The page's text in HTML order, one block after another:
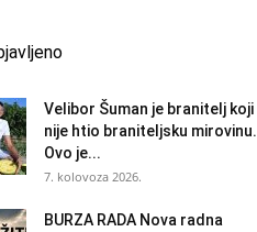
Velibor Šuman je branitelj koji
nije htio braniteljsku mirovinu.
Ovo je...
7. kolovoza 2026.
BURZA RADA Nova radna